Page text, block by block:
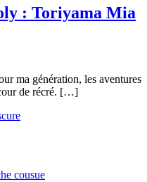
: Toriyama Mia
ma génération, les aventures
de récré. […]
cousue